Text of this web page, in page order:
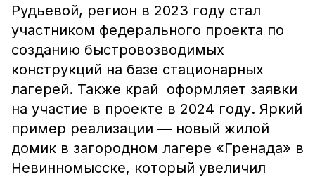
Рудьевой, регион в 2023 году стал
участником федерального проекта по
созданию быстровозводимых
конструкций на базе стационарных
лагерей. Также край оформляет заявки
на участие в проекте в 2024 году. Яркий
пример реализации — новый жилой
домик в загородном лагере «Гренада» в
Невинномысске, который увеличил